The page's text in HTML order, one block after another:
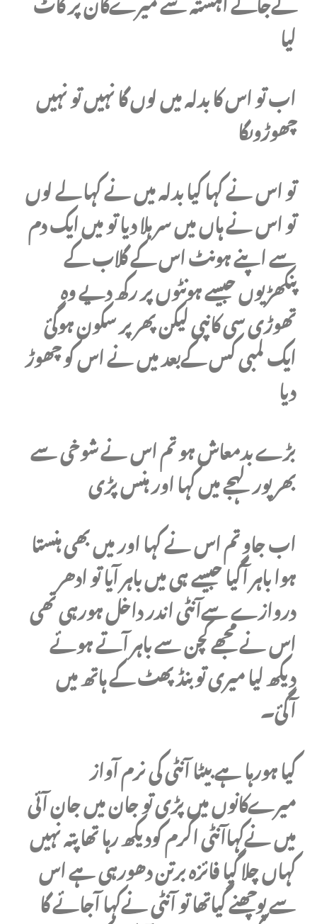
لیا
اب تو اس کا بدلہ میں لوں گا نہیں تو نہیں
چھوڑوںگا
تو اس نے کہا کیا بدلہ میں نے کہا لے لوں
تو اس نے ہاں میں سر ہلا دیا تو میں ایک دم
سے اپنے ہونٹ اس کے گلاب کے
پنکھڑیوں جیسے ہونٹوں پر رکھ دیے وہ
تھوڑی سی کانپی لیکن پھر پر سکون ہوگئ
ایک لمبی کس کےبعد میں نے اس کو چھوڑ
دیا
بڑے بدمعاش ہو تم اس نے شوخی سے
بھر پور لہجے میں کہا اور ہنس پڑی
اب جاو تم اس نے کہا اور میں بھی ہنستا
ہوا باہر آگیا جیسے ہی میں باہر آیا تو ادھر
دروازے سےآنٹی اندر داخل ہورہی تھی
اس نے مجھے کچن سے باہر آتے ہوئے
دیکھ لیا میری تو بنڈ پھٹ کے ہاتھ میں
آگئ۔
کیا ہورہا ہے بیٹا آنٹی کی نرم آواز
میرےکانوں میں پڑی تو جان میں جان آئی
میں نےکہاآنٹی اکرم کودیکھ رہا تھا پتہ نہیں
کہاں چلا گیا فائزہ برتن دھورہی ہے اس
سے پوچھنے گیاتھا تو آنٹی نےکہا آجائے گا